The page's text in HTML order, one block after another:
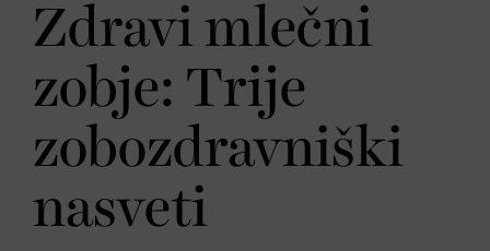
Zdravi mlečni
zobje: Trije
zobozdravniški
nasveti